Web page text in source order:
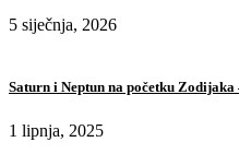
5 siječnja, 2026
Saturn i Neptun na početku
1 lipnja, 2025